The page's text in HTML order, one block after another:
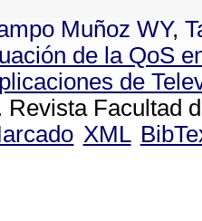
Muñoz WY,
de la QoS
de
Revista Facultad
XML